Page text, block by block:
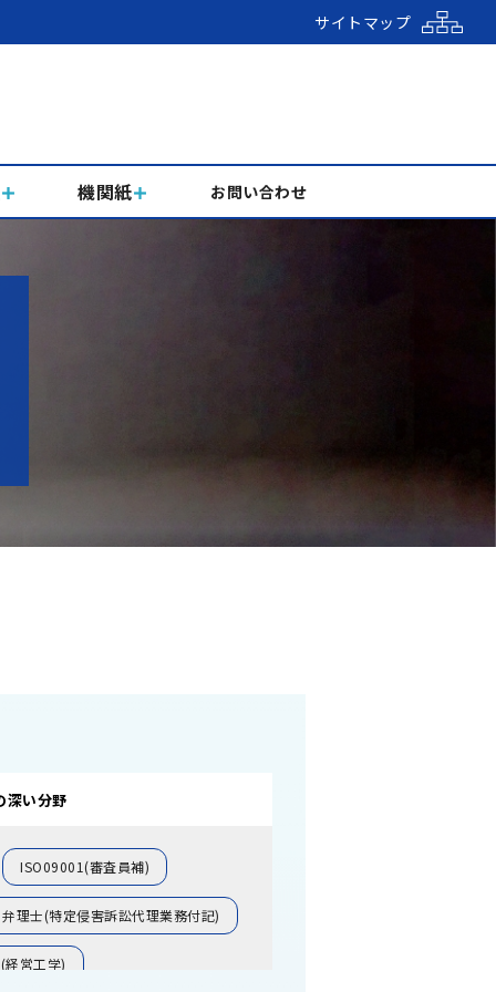
サイトマップ
機関紙 お問い合わせ
深い分野
ISO09001(審査員補)
弁理士(特定侵害訴訟代理業務付記)
経営工学)